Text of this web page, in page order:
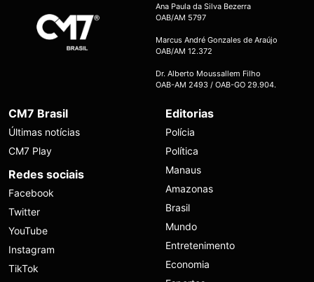
Ana Paula da Silva Bezerra
OAB/AM 5797
Marcus André Gonzales de Araújo
OAB/AM 12.372
Dr. Alberto Moussallem Filho
OAB-AM 2493 / OAB-GO 29.904.
CM7 Brasil
Últimas notícias
CM7 Play
Redes sociais
Facebook
Twitter
YouTube
Instagram
TikTok
Editorias
Polícia
Política
Manaus
Amazonas
Brasil
Mundo
Entretenimento
Economia